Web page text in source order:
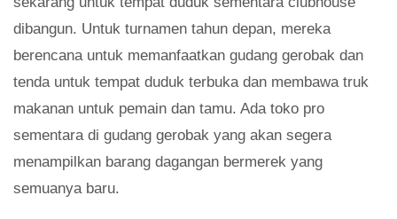
dibangun. Untuk turnamen tahun depan, mereka
berencana untuk memanfaatkan gudang gerobak dan
tenda untuk tempat duduk terbuka dan membawa truk
makanan untuk pemain dan tamu. Ada toko pro
sementara di gudang gerobak yang akan segera
menampilkan barang dagangan bermerek yang
semuanya baru.